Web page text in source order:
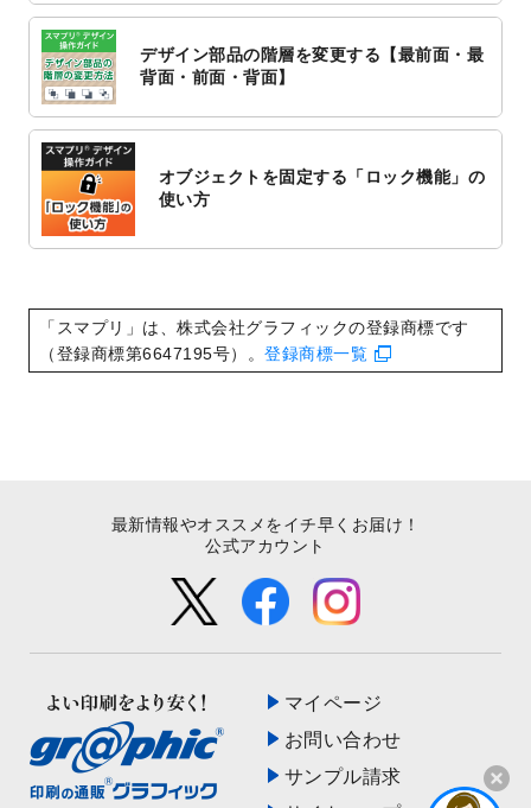
2022/10/6
チラシ作成からポスティング配布注文まで
2022/10/1
2023年版1月始まりのカレンダーデザイン
2022/9/21
コンサートのチラシデザインテンプレート
2022/9/5
年賀状のデザインテンプレート
2022/9/5
喪中はがきのデザインテンプレートを公開
2022/8/24
印刷用データの解像度
を引き上げまし
た！
デザイン部品の階層を変更する【最前面・最
背面・前面・背面】
オブジェクトを固定する「ロック機能」の
使い方
「スマプリ」は、株式会社グラフィックの登録商標です
（登録商標第6647195号）。 登録商標一覧
マイページ
お問い合わせ
サンプル請求
最新情報やオススメをイチ早くお届け！
公式アカウント